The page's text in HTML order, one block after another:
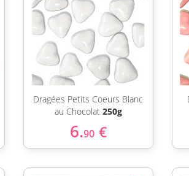
Dragées Petits Coeurs Blanc
au Chocolat 250g
6.90 €